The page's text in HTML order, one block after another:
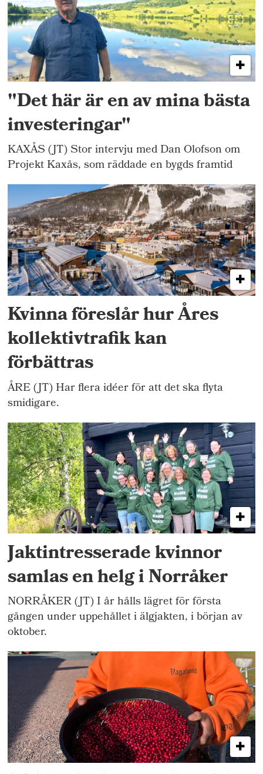
"Det här är en av mina bästa
investeringar"
KAXÅS (JT) Stor intervju med Dan Olofson om
Projekt Kaxås, som räddade en bygds framtid
Kvinna föreslår hur Åres
kollektivtrafik kan
förbättras
ÅRE (JT) Har flera idéer för att det ska flyta
smidigare.
Jaktintresserade kvinnor
samlas en helg i Norråker
NORRÅKER (JT) I år hålls lägret för första
gången under uppehållet i älgjakten, i början av
oktober.